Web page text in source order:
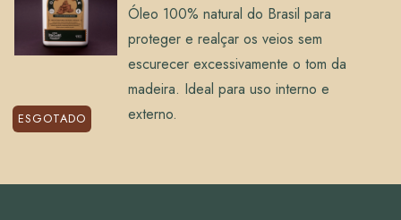
ESGOTADO
Óleo 100% natural do Brasil para
proteger e realçar os veios sem
escurecer excessivamente o tom da
madeira. Ideal para uso interno e
externo.